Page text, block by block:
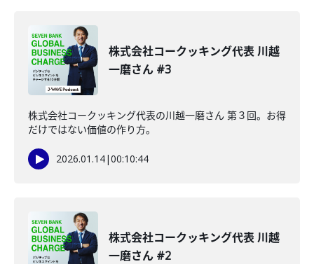
株式会社コークッキング代表 川越
一磨さん #3
株式会社コークッキング代表の川越一磨さん 第３回。お得
だけではない価値の作り方。
2026.01.14|00:10:44
株式会社コークッキング代表 川越
一磨さん #2